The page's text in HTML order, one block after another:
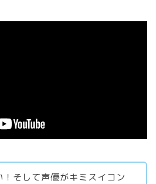
！そして声優がキミスイコン